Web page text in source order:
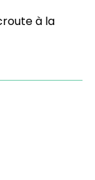
à la